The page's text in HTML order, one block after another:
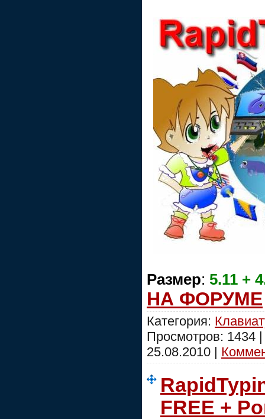
Размер: 5.11 +
НА ФОРУМЕ
Категория:
Просмотров: 1434
25.08.2010 |
FREE +